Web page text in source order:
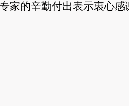
家的辛勤付出表示衷心感